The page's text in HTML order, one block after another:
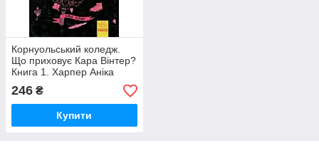
Корнуольський коледж.
Що приховує Кара Вінтер?
Книга 1. Харпер Аніка
246 ₴
Купити